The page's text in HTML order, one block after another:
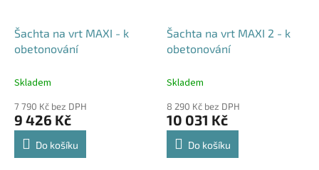
Šachta na vrt MAXI - k
obetonování
Skladem
7 790 Kč bez DPH
9 426 Kč
Do košíku
Šachta na vrt MAXI 2 - k
obetonování
Skladem
8 290 Kč bez DPH
10 031 Kč
Do košíku